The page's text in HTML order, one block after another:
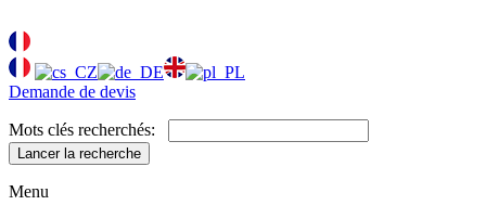
Demande de devis
Mots clés recherchés:
Lancer la recherche
Menu